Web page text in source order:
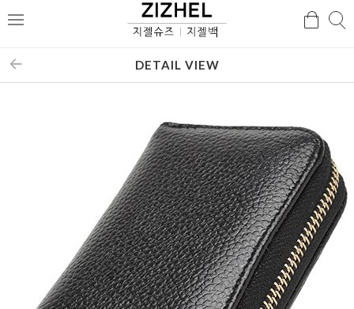
메
검
DETAIL VIEW